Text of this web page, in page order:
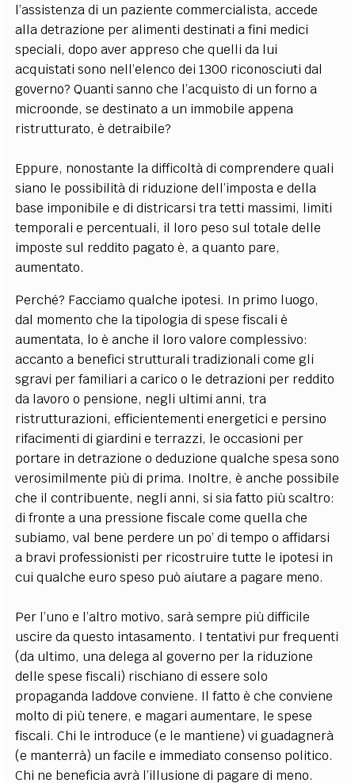
l’assistenza di un paziente commercialista, accede
alla detrazione per alimenti destinati a fini medici
speciali, dopo aver appreso che quelli da lui
acquistati sono nell’elenco dei 1300 riconosciuti dal
governo? Quanti sanno che l’acquisto di un forno a
microonde, se destinato a un immobile appena
ristrutturato, è detraibile?
Eppure, nonostante la difficoltà di comprendere quali
siano le possibilità di riduzione dell’imposta e della
base imponibile e di districarsi tra tetti massimi, limiti
temporali e percentuali, il loro peso sul totale delle
imposte sul reddito pagato è, a quanto pare,
aumentato.
Perché? Facciamo qualche ipotesi. In primo luogo,
dal momento che la tipologia di spese fiscali è
aumentata, lo è anche il loro valore complessivo:
accanto a benefici strutturali tradizionali come gli
sgravi per familiari a carico o le detrazioni per reddito
da lavoro o pensione, negli ultimi anni, tra
ristrutturazioni, efficientementi energetici e persino
rifacimenti di giardini e terrazzi, le occasioni per
portare in detrazione o deduzione qualche spesa sono
verosimilmente più di prima. Inoltre, è anche possibile
che il contribuente, negli anni, si sia fatto più scaltro:
di fronte a una pressione fiscale come quella che
subiamo, val bene perdere un po’ di tempo o affidarsi
a bravi professionisti per ricostruire tutte le ipotesi in
cui qualche euro speso può aiutare a pagare meno.
Per l’uno e l’altro motivo, sarà sempre più difficile
uscire da questo intasamento. I tentativi pur frequenti
(da ultimo, una delega al governo per la riduzione
delle spese fiscali) rischiano di essere solo
propaganda laddove conviene. Il fatto è che conviene
molto di più tenere, e magari aumentare, le spese
fiscali. Chi le introduce (e le mantiene) vi guadagnerà
(e manterrà) un facile e immediato consenso politico.
Chi ne beneficia avrà l’illusione di pagare di meno.